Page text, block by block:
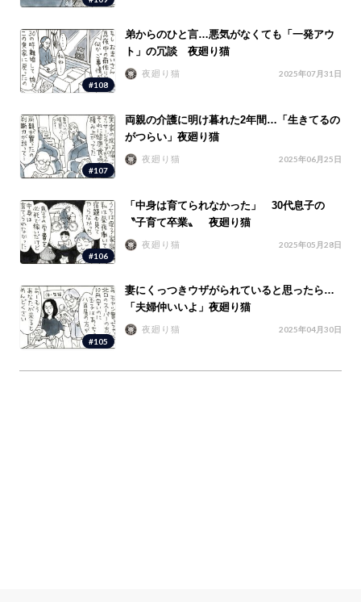
#108
弟からのひと言…悪気がなくても「一発アウ
ト」の冗談 夜廻り猫
夜廻り猫 2025年07月31日
#107
両親の介護に明け暮れた2年間…「生きてるの
がつらい」夜廻り猫
夜廻り猫 2025年06月25日
#106
「中身は育てられなかった」 30代息子の
〝子育て卒業〟 夜廻り猫
夜廻り猫 2025年05月28日
#105
妻にくっつきウザがられていると思ったら…
「夫婦仲いいよ」夜廻り猫
夜廻り猫 2025年04月30日